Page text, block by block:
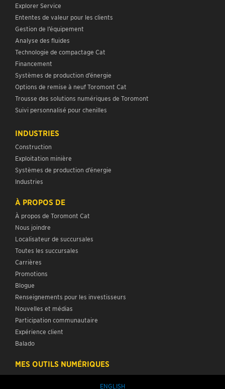
Explorer Service
Ententes de valeur pour les clients
Gestion de l’équipement
Analyse des fluides
Technologie de compactage Cat
Financement
Systèmes de production d’énergie
Options de remise à neuf Toromont Cat
Trousse des solutions numériques de Toromont
Suivi personnalisé pour chenilles
INDUSTRIES
Construction
Exploitation minière
Systèmes de production d’énergie
Industries
À PROPOS DE
À propos de Toromont Cat
Nous joindre
Localisateur de succursales
Toutes les succursales
Carrières
Promotions
Blogue
Renseignements pour les investisseurs
Nouvelles et médias
Participation communautaire
Expérience client
Balado
MES OUTILS NUMÉRIQUES
ENGLISH